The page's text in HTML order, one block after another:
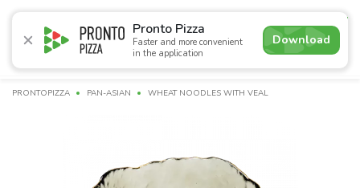
Pronto Pizza
Faster and more convenient
in the application
Download
4.9
Promotions Pizza Sushi Sushi-sets Combo
PRONTOPIZZA PAN-ASIAN WHEAT NOODLES WITH VEAL